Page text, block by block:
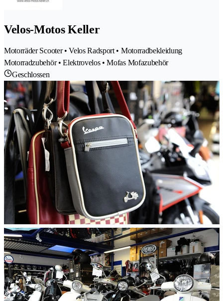
Velos-Motos Keller
Motorräder Scooter • Velos Radsport • Motorradbekleidung
Motorradzubehör • Elektrovelos • Mofas Mofazubehör
Geschlossen